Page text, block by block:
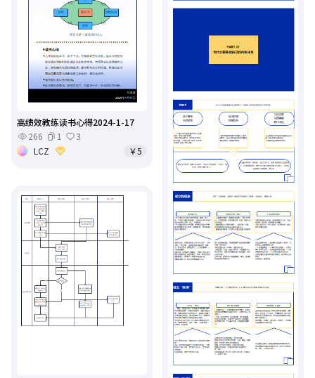
高绩效教练读书心得2024-1-17
266
1
3
LCZ
￥5